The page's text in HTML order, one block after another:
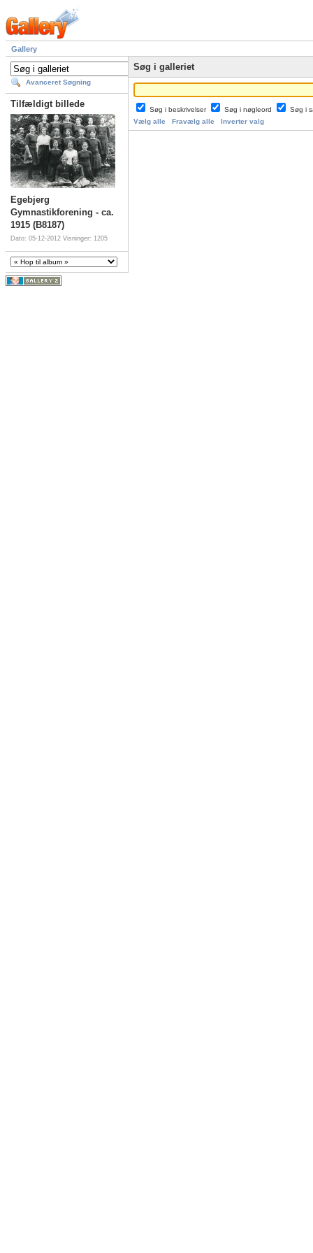
Gallery
Avanceret Søgning
Tilfældigt billede
Egebjerg
Gymnastikforening - ca.
1915 (B8187)
Dato: 05-12-2012 Visninger: 1205
Søg i galleriet
Søg i beskrivelser Søg i nøgleord
Søg i
Vælg alle
Fravælg alle Inverter valg